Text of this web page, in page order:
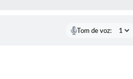
Tom de voz: